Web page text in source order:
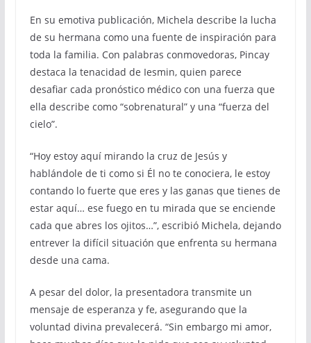
En su emotiva publicación, Michela describe la lucha
de su hermana como una fuente de inspiración para
toda la familia. Con palabras conmovedoras, Pincay
destaca la tenacidad de Iesmin, quien parece
desafiar cada pronóstico médico con una fuerza que
ella describe como “sobrenatural” y una “fuerza del
cielo”.
“Hoy estoy aquí mirando la cruz de Jesús y
hablándole de ti como si Él no te conociera, le estoy
contando lo fuerte que eres y las ganas que tienes de
estar aquí… ese fuego en tu mirada que se enciende
cada que abres los ojitos…”, escribió Michela, dejando
entrever la difícil situación que enfrenta su hermana
desde una cama.
A pesar del dolor, la presentadora transmite un
mensaje de esperanza y fe, asegurando que la
voluntad divina prevalecerá. “Sin embargo mi amor,